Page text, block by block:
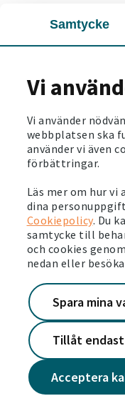
Samtycke
Vi
Vi använder
webbplatsen ska
använder vi även
förbättringar.
Läs mer om hur vi
dina
Cookiepolicy. Du
samtycke till
och cookies
nedan eller
Acceptera
Spara mina
Tillåt
aktiviteter där hela
ungdomar är två
- Trygghetsskapande
är mycket runt
Björnfot Nilsson.
2021-06-24
Stort intresse för
Strömsnäsbruk
2021-06-23
Vi arrangerar
Borås AIK
Läs mer